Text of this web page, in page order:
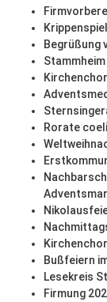
Begrüßung
Rorate
Bußfeiern
Lesekreis
Firmung